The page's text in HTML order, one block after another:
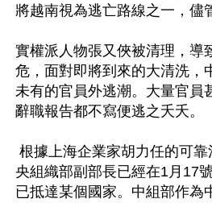
將越南視為逃亡路線之一，儘
實權派人物張又俠被清理，導
危，面對即將到來的大清洗，
未有的官員外逃潮。大量官員
辭職報告都不寫便逃之夭夭。
央組織部副部長已經在1月17
已抵達某個國家。中組部作為